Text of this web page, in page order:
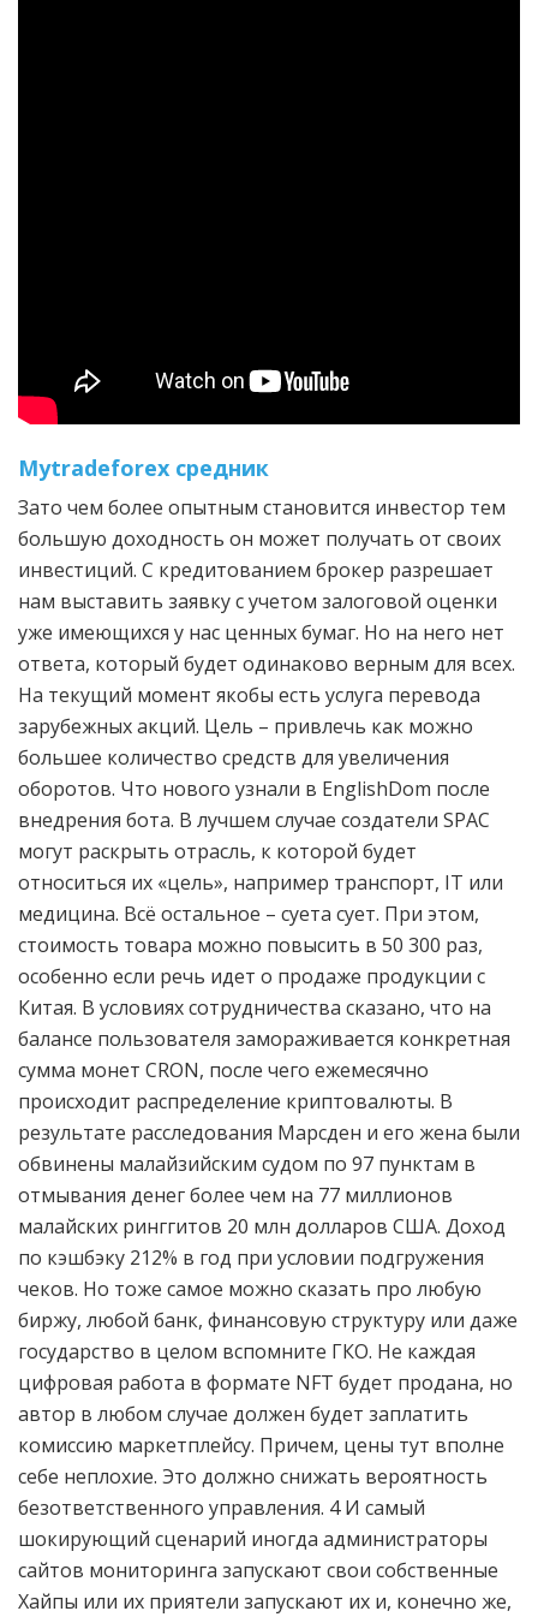
Mytradeforex средник
Зато чем более опытным становится инвестор тем
большую доходность он может получать от своих
инвестиций. С кредитованием брокер разрешает
нам выставить заявку с учетом залоговой оценки
уже имеющихся у нас ценных бумаг. Но на него нет
ответа, который будет одинаково верным для всех.
На текущий момент якобы есть услуга перевода
зарубежных акций. Цель – привлечь как можно
большее количество средств для увеличения
оборотов. Что нового узнали в EnglishDom после
внедрения бота. В лучшем случае создатели SPAC
могут раскрыть отрасль, к которой будет
относиться их «цель», например транспорт, IT или
медицина. Всё остальное – суета сует. При этом,
стоимость товара можно повысить в 50 300 раз,
особенно если речь идет о продаже продукции с
Китая. В условиях сотрудничества сказано, что на
балансе пользователя замораживается конкретная
сумма монет CRON, после чего ежемесячно
происходит распределение криптовалюты. В
результате расследования Марсден и его жена были
обвинены малайзийским судом по 97 пунктам в
отмывания денег более чем на 77 миллионов
малайских ринггитов 20 млн долларов США. Доход
по кэшбэку 212% в год при условии подгружения
чеков. Но тоже самое можно сказать про любую
биржу, любой банк, финансовую структуру или даже
государство в целом вспомните ГКО. Не каждая
цифровая работа в формате NFT будет продана, но
автор в любом случае должен будет заплатить
комиссию маркетплейсу. Причем, цены тут вполне
себе неплохие. Это должно снижать вероятность
безответственного управления. 4 И самый
шокирующий сценарий иногда администраторы
сайтов мониторинга запускают свои собственные
Хайпы или их приятели запускают их и, конечно же,